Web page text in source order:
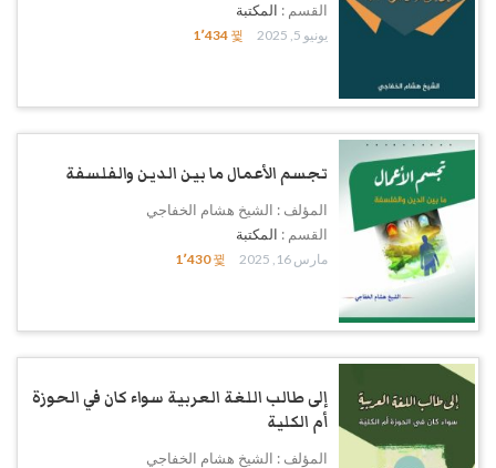
القسم : المكتبة
يونيو 5, 2025 1٬434
تجسم الأعمال ما بين الدين والفلسفة
المؤلف : الشيخ هشام الخفاجي
القسم : المكتبة
مارس 16, 2025 1٬430
إلى طالب اللغة العربية سواء كان في الحوزة
أم الكلية
المؤلف : الشيخ هشام الخفاجي